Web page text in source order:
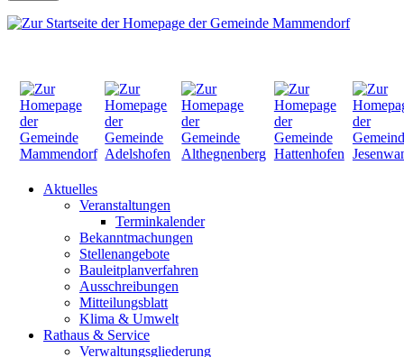
Aktuelles
Veranstaltungen
Terminkalender
Bekanntmachungen
Stellenangebote
Bauleitplanverfahren
Ausschreibungen
Mitteilungsblatt
Klima & Umwelt
Rathaus & Service
Verwaltungsgliederung